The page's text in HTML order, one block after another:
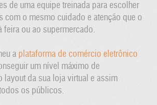
de uma equipe treinada para escolher
com o mesmo cuidado e atenção que o
feira ou ao supermercado.
a plataforma de comércio eletrônico
um nível máximo de
layout da sua loja virtual e assim
os públicos.